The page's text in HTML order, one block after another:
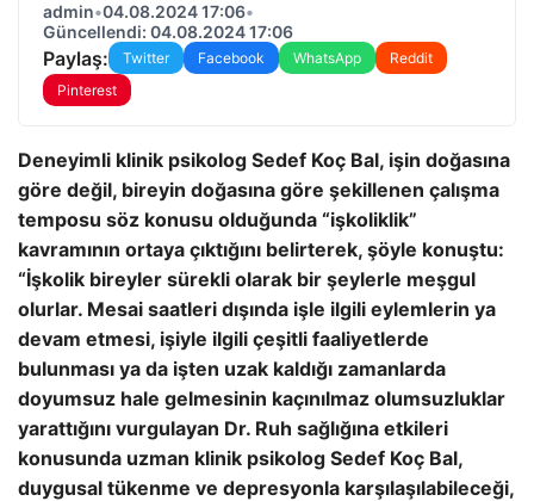
admin•04.08.2024 17:06•
Güncellendi: 04.08.2024 17:06
Paylaş: Twitter Facebook WhatsApp
Reddit
Pinterest
Deneyimli klinik psikolog Sedef Koç Bal, işin doğasına
göre değil, bireyin doğasına göre şekillenen çalışma
temposu söz konusu olduğunda “işkoliklik”
kavramının ortaya çıktığını belirterek, şöyle konuştu:
“İşkolik bireyler sürekli olarak bir şeylerle meşgul
olurlar. Mesai saatleri dışında işle ilgili eylemlerin ya
devam etmesi, işiyle ilgili çeşitli faaliyetlerde
bulunması ya da işten uzak kaldığı zamanlarda
doyumsuz hale gelmesinin kaçınılmaz olumsuzluklar
yarattığını vurgulayan Dr. Ruh sağlığına etkileri
konusunda uzman klinik psikolog Sedef Koç Bal,
duygusal tükenme ve depresyonla karşılaşılabileceği,